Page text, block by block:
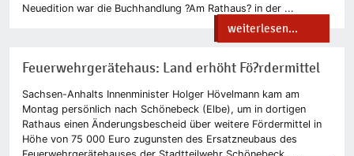
Neuedition war die Buchhandlung ?Am Rathaus? in der ...
weiterlesen...
Feuerwehrgerätehaus: Land erhöht Fö?rdermittel
Sachsen-Anhalts Innenminister Holger Hövelmann kam am
Montag persönlich nach Schönebeck (Elbe), um in dortigen
Rathaus einen Änderungsbescheid über weitere Fördermittel in
Höhe von 75 000 Euro zugunsten des Ersatzneubaus des